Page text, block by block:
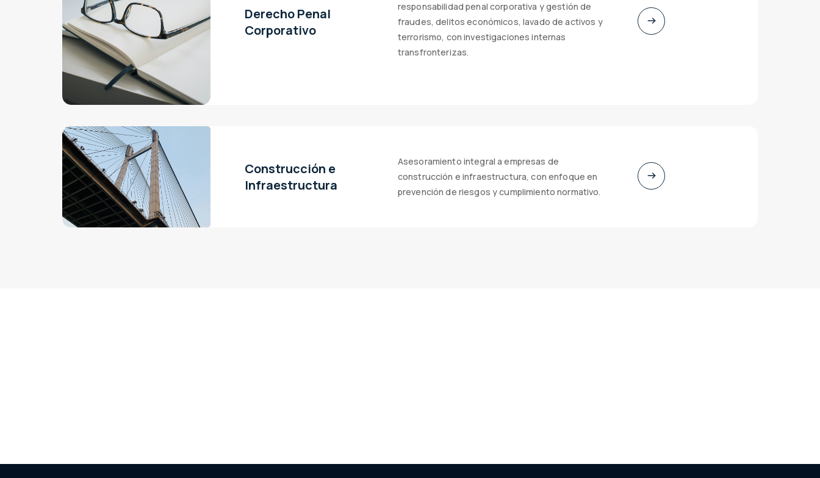
Derecho Penal
Corporativo
responsabilidad penal corporativa y gestión de
fraudes, delitos económicos, lavado de activos y
terrorismo, con investigaciones internas
transfronterizas.
Construcción e
Infraestructura
Asesoramiento integral a empresas de
construcción e infraestructura, con enfoque en
prevención de riesgos y cumplimiento normativo.